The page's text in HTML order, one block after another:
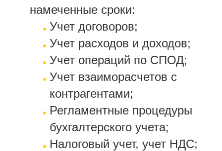
намеченные сроки:
Учет договоров;
Учет расходов и доходов;
Учет операций по СПОД;
Учет взаиморасчетов с
контрагентами;
Регламентные процедуры
бухгалтерского учета;
Налоговый учет, учет НДС;